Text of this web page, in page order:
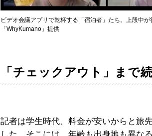
ビデオ会議アプリで乾杯する「宿泊者」たち。上段中
「WhyKumano」提供
「チェックアウト」まで
記者は学生時代、料金が安いからと旅
した。そこには、年齢も出身地も異な